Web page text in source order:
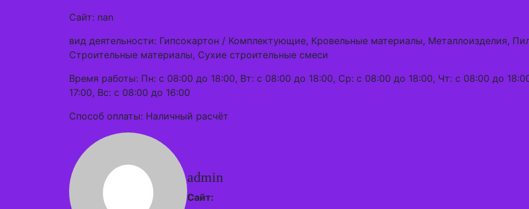
Сайт: nan
вид деятельности: Гипсокартон / Комплектующие, Кровельные материалы, Металлоизделия,
Строительные материалы, Сухие строительные смеси
Время работы: Пн: с 08:00 до 18:00, Вт: с 08:00 до 18:00, Ср: с 08:00 до 18:00, Чт: с 08:00 до
17:00, Вс: с 08:00 до 16:00
Способ оплаты: Наличный расчёт
admin
Сайт: